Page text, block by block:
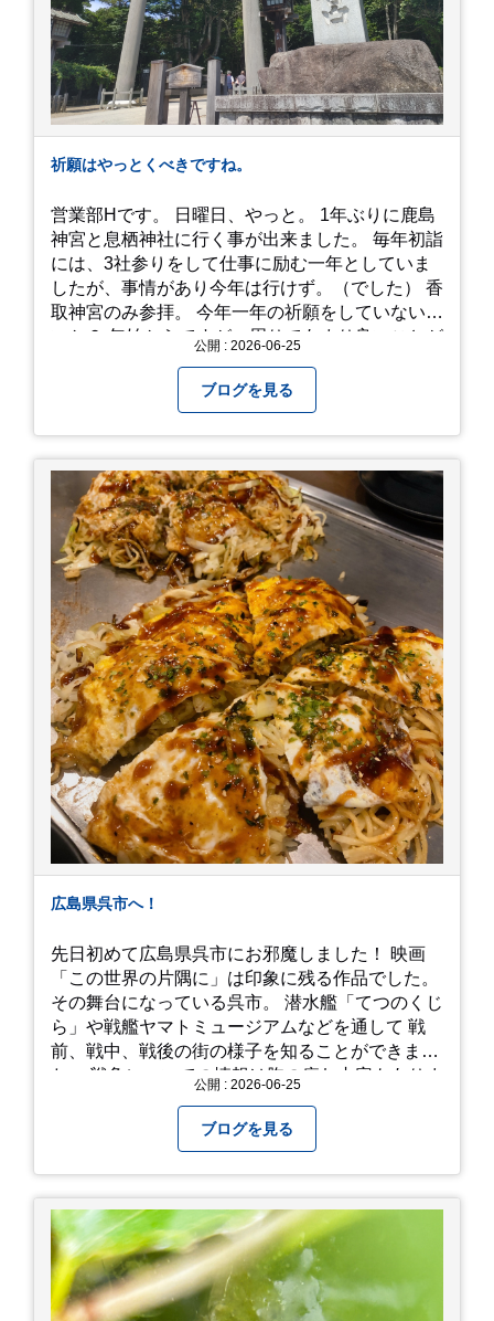
で、時と場合とタイミングと要相談で
す、、！！！
祈願はやっとくべきですね。
営業部Hです。 日曜日、やっと。 1年ぶりに鹿島
神宮と息栖神社に行く事が出来ました。 毎年初詣
には、3社参りをして仕事に励む一年としていま
したが、事情があり今年は行けず。（でした） 香
取神宮のみ参拝。 今年一年の祈願をしていないせ
いか？ 年始からですが、周りであまり良いことが
から、あっという間に半年が過ぎやっとこさ。 3
日後のこと。不思議ですね。 気にかかる事1つ
目。友人の長期入院から退院の知らせあり！ 気に
かかる事2つ目。疎遠だった知人の訪問あり！ 気
にかかるetcが徐々に....。 気の持ちようと、タイ
ミングかもしれませんが。お宮参りはお薦めで
す。
公開 : 2026-06-25
ブログを見る
広島県呉市へ！
先日初めて広島県呉市にお邪魔しました！ 映画
「この世界の片隅に」は印象に残る作品でした。
その舞台になっている呉市。 潜水艦「てつのくじ
ら」や戦艦ヤマトミュージアムなどを通して 戦
前、戦中、戦後の街の様子を知ることができまし
た。 戦争についての情報は胸の痛む内容もありま
て本当に良かったです！ そして美味しい物もたく
さん。 写真は地元のスーパーで買った自分へのお
土産たち。 お好み焼きもやっぱり美味しいです
ね！ 広島また遊びに行きたいです♪
公開 : 2026-06-25
ブログを見る